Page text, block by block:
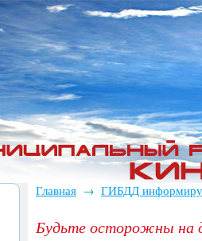
Главная → ГИБДД
Будьте осторожны на